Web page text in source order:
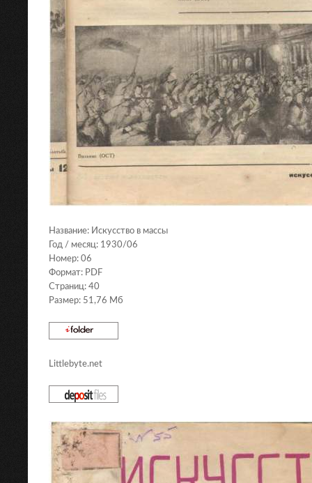
Название: Искусство в массы
Год / месяц: 1930/06
Номер: 06
Формат: PDF
Страниц: 40
Размер: 51,76 Мб
Littlebyte.net